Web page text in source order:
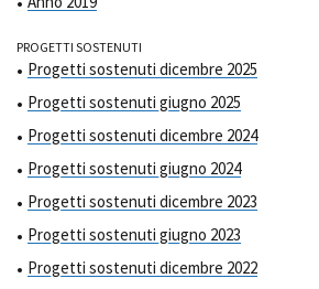
PROGETTI SOSTENUTI
Progetti sostenuti dicembre 2025
Progetti sostenuti giugno 2025
Progetti sostenuti dicembre 2024
Progetti sostenuti giugno 2024
Progetti sostenuti dicembre 2023
Progetti sostenuti giugno 2023
Progetti sostenuti dicembre 2022